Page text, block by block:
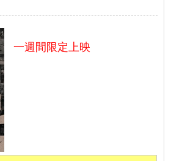
一週間限定上映